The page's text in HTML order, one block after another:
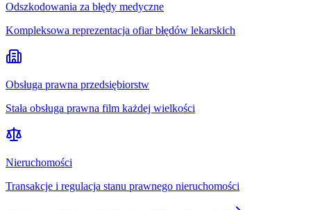
Odszkodowania za błędy medyczne
Kompleksowa reprezentacja ofiar błędów lekarskich
Obsługa prawna przedsiębiorstw
Stała obsługa prawna film każdej wielkości
Nieruchomości
Transakcje i regulacja stanu prawnego nieruchomości